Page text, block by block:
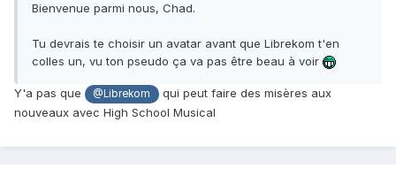
Bienvenue parmi nous, Chad.
Tu devrais te choisir un avatar avant que Librekom t'en
colles un, vu ton pseudo ça va pas être beau à voir
Y'a pas que @Librekom
qui peut faire des misères aux
nouveaux avec High School Musical